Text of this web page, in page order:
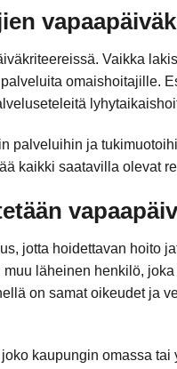
Vaikka
omaishoitajille.
palveluihin ja
kaikki saatavilla olevat
jotta hoidettavan hoito
läheinen henkilö,
on samat oikeudet ja
kaupungin omassa